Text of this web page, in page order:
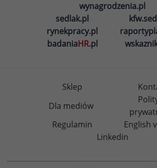
wynagrodzenia.pl
sedlak.pl
rynekpracy.pl
badaniaHR.pl
Sklep
Dla mediów
Regulamin
English
Linkedin